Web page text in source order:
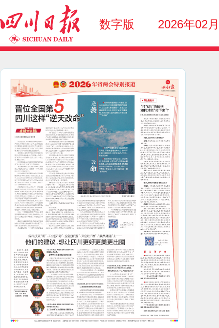
数字版 2026年02